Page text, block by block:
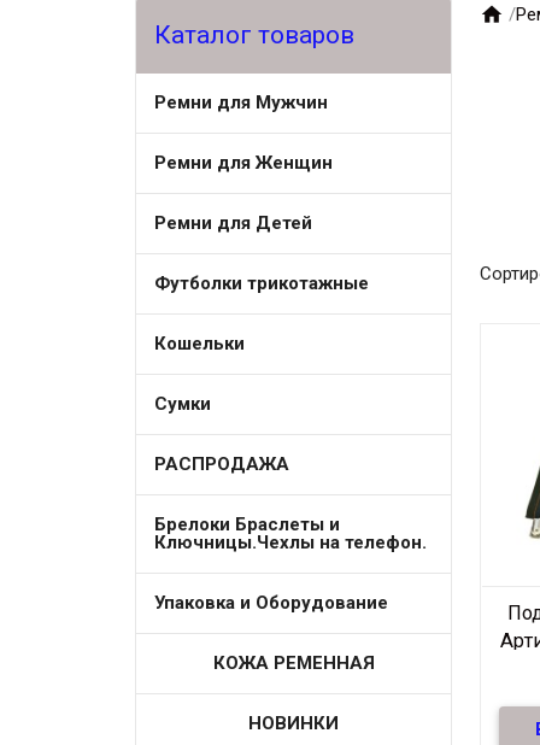
Каталог товаров
Ремни для Мужчин
Ремни для Женщин
Ремни для Детей
Футболки трикотажные
Кошельки
Сумки
РАСПРОДАЖА
Брелоки Браслеты и
Ключницы.Чехлы на телефон.
Упаковка и Оборудование
КОЖА РЕМЕННАЯ
НОВИНКИ
 /